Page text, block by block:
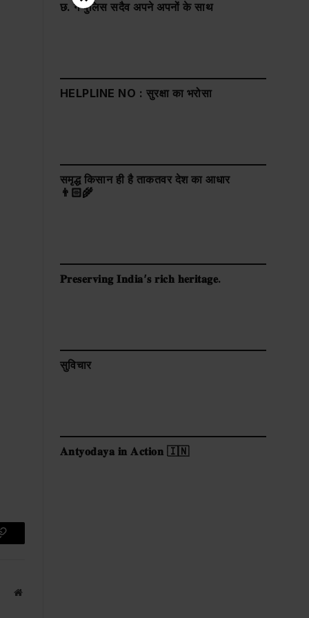
Copy
Website
छ. ग पुलिस सदैव अपने अपनों के साथ
HELPLINE NO : सुरक्षा का भरोसा
समृद्ध किसान ही है ताकतवर देश का आधार
👨🏻‍🌾
𝐏𝐫𝐞𝐬𝐞𝐫𝐯𝐢𝐧𝐠 𝐈𝐧𝐝𝐢𝐚’𝐬 𝐫𝐢𝐜𝐡 𝐡𝐞𝐫𝐢𝐭𝐚𝐠𝐞.
सुविचार
𝐀𝐧𝐭𝐲𝐨𝐝𝐚𝐲𝐚 𝐢𝐧 𝐀𝐜𝐭𝐢𝐨𝐧 🇮🇳